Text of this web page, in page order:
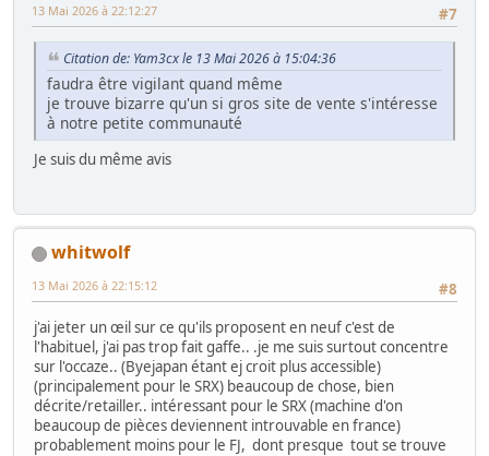
#7
13 Mai 2026 à 22:12:27
Citation de: Yam3cx le 13 Mai 2026 à 15:04:36
faudra être vigilant quand même
je trouve bizarre qu'un si gros site de vente s'intéresse
à notre petite communauté
Je suis du même avis
whitwolf
#8
13 Mai 2026 à 22:15:12
j'ai jeter un œil sur ce qu'ils proposent en neuf c'est de
l'habituel, j'ai pas trop fait gaffe.. .je me suis surtout concentre
sur l'occaze.. (Byejapan étant ej croit plus accessible)
(principalement pour le SRX) beaucoup de chose, bien
décrite/retailler.. intéressant pour le SRX (machine d'on
beaucoup de pièces deviennent introuvable en france)
probablement moins pour le FJ, dont presque tout se trouve